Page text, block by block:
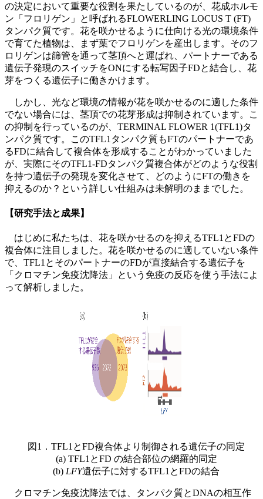
の決定において重要な役割を果たしているのが、花成ホルモ
ン「フロリゲン」と呼ばれるFLOWERLING LOCUS T (FT)
タンパク質です。花を咲かせるように仕向ける光の環境条件
で育てた植物は、まず葉でフロリゲンを産出します。そのフ
ロリゲンは篩管を通って茎頂へと運ばれ、パートナーである
遺伝子発現のスイッチをONにする転写因子FDと結合し、花
芽をつくる遺伝子に働きかけます。
しかし、光など環境の情報が花を咲かせるのに適した条件
でない場合には、茎頂での花芽形成は抑制されています。こ
の抑制を行っているのが、TERMINAL FLOWER 1(TFL1)タ
ンパク質です。このTFL1タンパク質もFTのパートナーであ
るFDに結合して複合体を形成することがわかっていました
が、実際にそのTFL1-FDタンパク質複合体がどのような役割
を持つ遺伝子の発現を変化させて、どのようにFTの働きを
抑えるのか？という詳しい仕組みは未解明のままでした。
【研究手法と成果】
はじめに私たちは、花を咲かせるのを抑えるTFL1とFDの
複合体に注目しました。花を咲かせるのに適していない条件
で、TFL1とそのパートナーのFDが直接結合する遺伝子を
「クロマチン免疫沈降法」という免疫の反応を使う手法によ
って解析しました。
図1．TFL1とFD複合体より制御される遺伝子の同定
(a) TFL1とFD の結合部位の網羅的同定
(b) LFY遺伝子に対するTFL1とFDの結合
クロマチン免疫沈降法では、タンパク質とDNAの相互作